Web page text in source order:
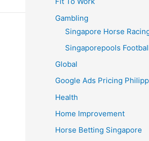
Gambling
Singapore Horse
Singaporepools
Global
Google Ads Pricing
Health
Home Improvement
Horse Betting Singapore